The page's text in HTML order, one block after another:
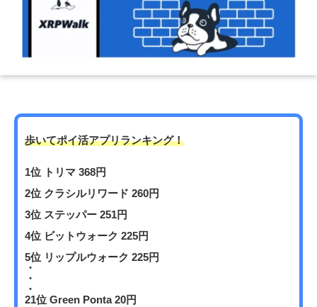
歩いてポイ活アプリランキング！
1位 トリマ 368円
2位 クラシルリワード 260円
3位 ステッパー 251円
4位 ビットウォーク 225円
5位 リップルウォーク 225円
・
・
・
21位 Green Ponta 20円